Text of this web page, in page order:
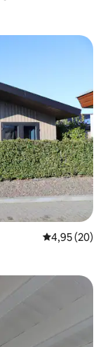
4,95 ud af 5 i
4,95 (20)